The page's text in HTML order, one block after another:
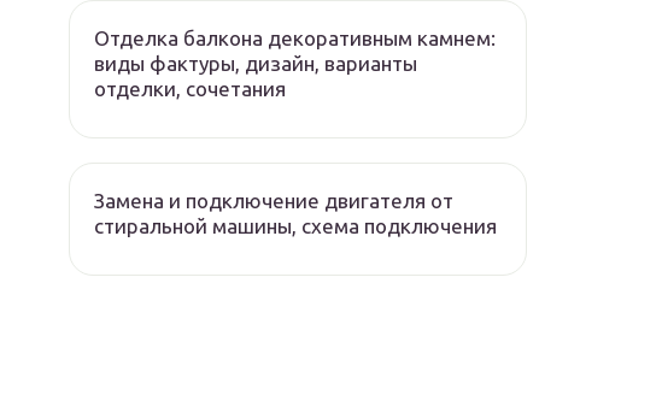
Отделка балкона декоративным камнем:
виды фактуры, дизайн, варианты
отделки, сочетания
Замена и подключение двигателя от
стиральной машины, схема подключения